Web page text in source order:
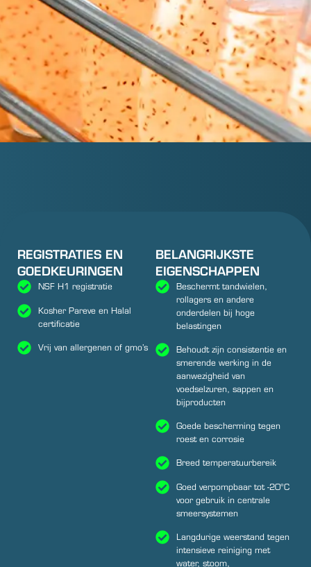
REGISTRATIES EN
GOEDKEURINGEN
NSF H1 registratie
Kosher Pareve en Halal
certificatie
Vrij van allergenen of gmo’s
BELANGRIJKSTE
EIGENSCHAPPEN
Beschermt tandwielen,
rollagers en andere
onderdelen bij hoge
belastingen
Behoudt zijn consistentie en
smerende werking in de
aanwezigheid van
voedselzuren, sappen en
bijproducten
Goede bescherming tegen
roest en corrosie
Breed temperatuurbereik
Goed verpompbaar tot -20°C
voor gebruik in centrale
smeersystemen
Langdurige weerstand tegen
intensieve reiniging met
water, stoom,